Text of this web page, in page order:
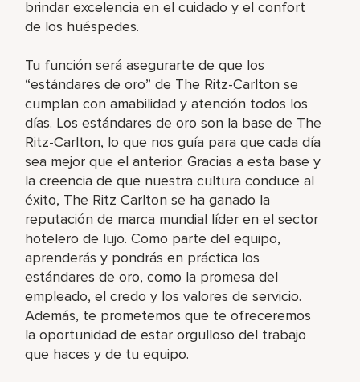
brindar excelencia en el cuidado y el confort
de los huéspedes.
Tu función será asegurarte de que los
“estándares de oro” de The Ritz-Carlton se
cumplan con amabilidad y atención todos los
días. Los estándares de oro son la base de The
Ritz-Carlton, lo que nos guía para que cada día
sea mejor que el anterior. Gracias a esta base y
la creencia de que nuestra cultura conduce al
éxito, The Ritz Carlton se ha ganado la
reputación de marca mundial líder en el sector
hotelero de lujo. Como parte del equipo,
aprenderás y pondrás en práctica los
estándares de oro, como la promesa del
empleado, el credo y los valores de servicio.
Además, te prometemos que te ofreceremos
la oportunidad de estar orgulloso del trabajo
que haces y de tu equipo.